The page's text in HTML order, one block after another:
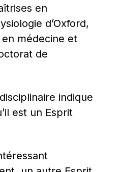
en
d’Oxford,
en médecine et
de
indique
est un Esprit